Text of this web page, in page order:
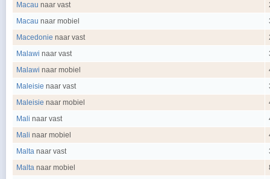
Macau naar vast
Macau naar mobiel
Macedonie naar vast
Malawi naar vast
Malawi naar mobiel
Maleisie naar vast
Maleisie naar mobiel
Mali naar vast
Mali naar mobiel
Malta naar vast
Malta naar mobiel